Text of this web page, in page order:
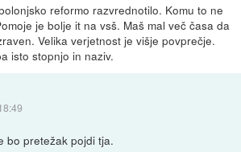
reformo razvrednotilo. Komu to ne
je bolje it na vsš. Maš mal več časa da
Velika verjetnost je višje povprečje.
isto stopnjo in naziv.
bo pretežak pojdi tja.